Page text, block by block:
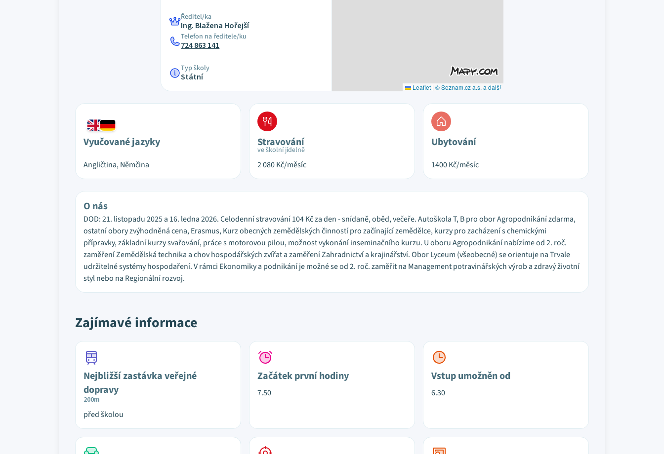
Ředitel/ka
Ing. Blažena Hořejší
Telefon na ředitele/ku
724 863 141
Typ školy
Státní
Leaflet | © Seznam.cz a.s. a další
Vyučované jazyky
Angličtina, Němčina
Stravování
ve školní jídelně
2 080Kč/měsíc
Ubytování
1400Kč/měsíc
O nás
DOD: 21. listopadu 2025 a 16. ledna 2026. Celodenní stravování 104 Kč za den - snídaně, oběd, večeře. Autoškola T, B pro obor Agropodnikání zdarma,
ostatní obory zvýhodněná cena, Erasmus, Kurz obecných zemědělských činností pro začínající zemědělce, kurzy pro zacházení s chemickými
přípravky, základní kurzy svařování, práce s motorovou pilou, možnost vykonání inseminačního kurzu. U oboru Agropodnikání nabízíme od 2. roč.
zaměření Zemědělská technika a chov hospodářských zvířat a zaměření Zahradnictví a krajinářství. Obor Lyceum (všeobecné) se orientuje na Trvale
udržitelné systémy hospodaření. V rámci Ekonomiky a podnikání je možné se od 2. roč. zaměřit na Management potravinářských výrob a zdravý životní
styl nebo na Regionální rozvoj.
Zajímavé informace
Nejbližší zastávka veřejné
dopravy
200m
před školou
Začátek první hodiny
7.50
Vstup umožněn od
6.30